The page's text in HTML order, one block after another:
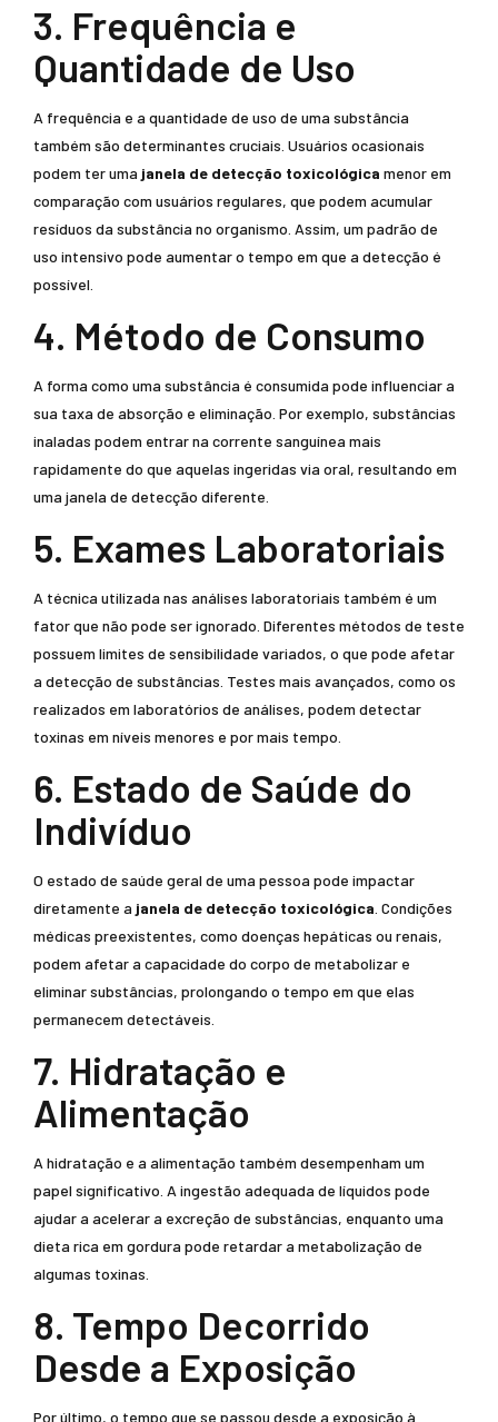
3. Frequência e
Quantidade de Uso
A frequência e a quantidade de uso de uma substância
também são determinantes cruciais. Usuários ocasionais
podem ter uma janela de detecção toxicológica menor em
comparação com usuários regulares, que podem acumular
resíduos da substância no organismo. Assim, um padrão de
uso intensivo pode aumentar o tempo em que a detecção é
possível.
4. Método de Consumo
A forma como uma substância é consumida pode influenciar a
sua taxa de absorção e eliminação. Por exemplo, substâncias
inaladas podem entrar na corrente sanguínea mais
rapidamente do que aquelas ingeridas via oral, resultando em
uma janela de detecção diferente.
5. Exames Laboratoriais
A técnica utilizada nas análises laboratoriais também é um
fator que não pode ser ignorado. Diferentes métodos de teste
possuem limites de sensibilidade variados, o que pode afetar
a detecção de substâncias. Testes mais avançados, como os
realizados em laboratórios de análises, podem detectar
toxinas em níveis menores e por mais tempo.
6. Estado de Saúde do
Indivíduo
O estado de saúde geral de uma pessoa pode impactar
diretamente a janela de detecção toxicológica . Condições
médicas preexistentes, como doenças hepáticas ou renais,
podem afetar a capacidade do corpo de metabolizar e
eliminar substâncias, prolongando o tempo em que elas
permanecem detectáveis.
7. Hidratação e
Alimentação
A hidratação e a alimentação também desempenham um
papel significativo. A ingestão adequada de líquidos pode
ajudar a acelerar a excreção de substâncias, enquanto uma
dieta rica em gordura pode retardar a metabolização de
algumas toxinas.
8. Tempo Decorrido
Desde a Exposição
Por último, o tempo que se passou desde a exposição à